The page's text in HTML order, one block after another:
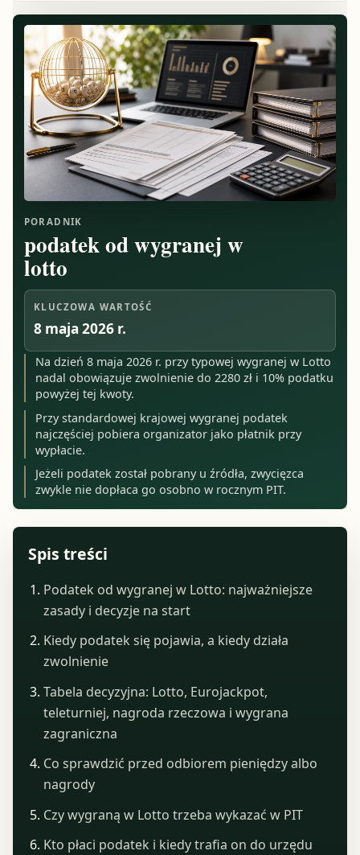
PORADNIK
podatek od wygranej w
lotto
KLUCZOWA WARTOŚĆ
8 maja 2026 r.
Na dzień 8 maja 2026 r. przy typowej wygranej w Lotto
nadal obowiązuje zwolnienie do 2280 zł i 10% podatku
powyżej tej kwoty.
Przy standardowej krajowej wygranej podatek
najczęściej pobiera organizator jako płatnik przy
wypłacie.
Jeżeli podatek został pobrany u źródła, zwycięzca
zwykle nie dopłaca go osobno w rocznym PIT.
Spis treści
Podatek od wygranej w Lotto: najważniejsze
zasady i decyzje na start
Kiedy podatek się pojawia, a kiedy działa
zwolnienie
Tabela decyzyjna: Lotto, Eurojackpot,
teleturniej, nagroda rzeczowa i wygrana
zagraniczna
Co sprawdzić przed odbiorem pieniędzy albo
nagrody
Czy wygraną w Lotto trzeba wykazać w PIT
Kto płaci podatek i kiedy trafia on do urzędu